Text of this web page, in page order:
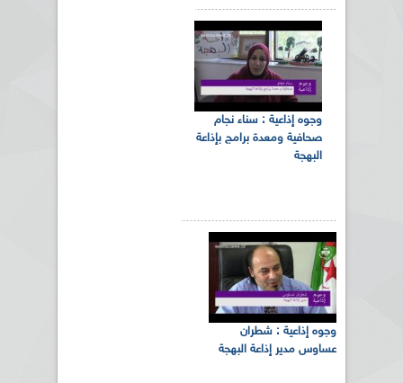
وجوه إذاعية : سناء نجام
صحافية ومعدة برامج بإذاعة
البهجة
وجوه إذاعية : شطران
عساوس مدير إذاعة البهجة